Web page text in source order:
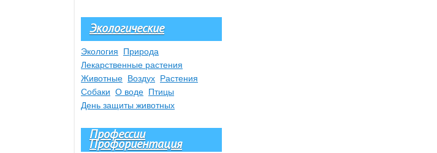
Экологические
Экология
Природа
Лекарственные растения
Животные Воздух Растения
Собаки О воде Птицы
День защиты животных
Профессии
Профориентация